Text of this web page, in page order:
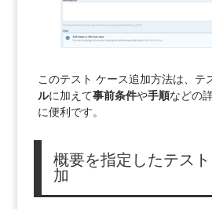
このテスト ケース追加方法は、テ
ルに加えて事前条件や手順などの
に便利です。
概要を指定したテス
加